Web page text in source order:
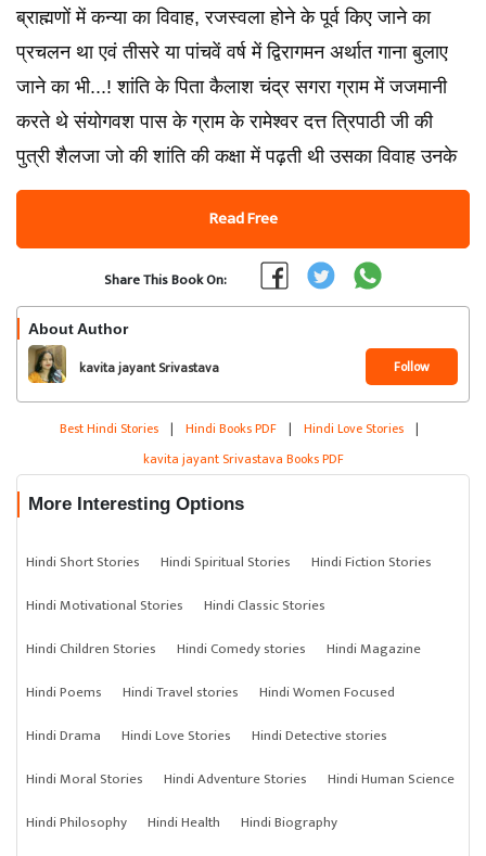
ब्राह्मणों में कन्या का विवाह, रजस्वला होने के पूर्व किए जाने का
प्रचलन था एवं तीसरे या पांचवें वर्ष में द्विरागमन अर्थात गाना बुलाए
जाने का भी...! शांति के पिता कैलाश चंद्र सगरा ग्राम में जजमानी
करते थे संयोगवश पास के ग्राम के रामेश्वर दत्त त्रिपाठी जी की
पुत्री शैलजा जो की शांति की कक्षा में पढ़ती थी उसका विवाह उनके
Read Free
Share This Book On:
About Author
kavita jayant Srivastava Follow
Best Hindi Stories | Hindi Books PDF | Hindi Love Stories |
kavita jayant Srivastava Books PDF
More Interesting Options
Hindi Short Stories Hindi Spiritual Stories
Hindi Fiction Stories
Hindi Motivational Stories
Hindi Classic Stories
Hindi Children Stories
Hindi Comedy stories
Hindi Magazine
Hindi Poems
Hindi Travel stories
Hindi Women Focused
Hindi Drama
Hindi Love Stories
Hindi Detective stories
Hindi Moral Stories
Hindi Adventure Stories
Hindi Human Science
Hindi Philosophy
Hindi Health
Hindi Biography